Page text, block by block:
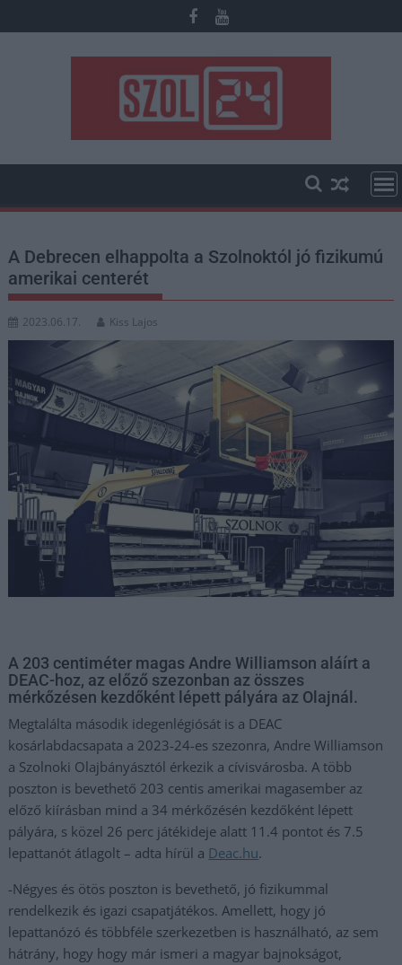
to
A Debrecen elhappolta a Szolnoktól jó fizikumú
amerikai centerét
2023.06.17. Kiss Lajos
A 203 centiméter magas Andre Williamson aláírt a
DEAC-hoz, az előző szezonban az összes
mérkőzésen kezdőként lépett pályára az Olajnál.
Megtalálta második idegenlégiósát is a DEAC
kosárlabdacsapata a 2023-24-es szezonra, Andre Williamson
a Szolnoki Olajbányásztól érkezik a cívisvárosba. A több
poszton is bevethető 203 centis amerikai magasember az
előző kiírásban mind a 34 mérkőzésén kezdőként lépett
pályára, s közel 26 perc játékideje alatt 11.4 pontot és 7.5
lepattanót átlagolt – adta hírül a Deac.hu.
-Négyes és ötös poszton is bevethető, jó fizikummal
rendelkezik és igazi csapatjátékos. Amellett, hogy jó
lepattanózó és többféle szerkezetben is használható, az sem
hátrány, hogy hogy már ismeri a magyar bajnokságot,